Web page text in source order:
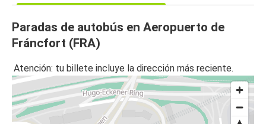
Paradas de autobús en Aeropuerto de
Fráncfort (FRA)
Atención: tu billete incluye la dirección más reciente.